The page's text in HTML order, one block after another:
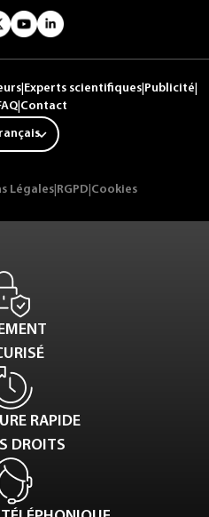
Experts scientifiques Publicité
| Contact
Légales RGPD Cookies
RAPIDE
DROITS